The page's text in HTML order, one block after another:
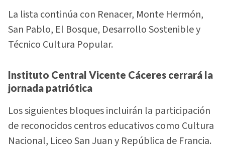
La lista continúa con Renacer, Monte Hermón,
San Pablo, El Bosque, Desarrollo Sostenible y
Técnico Cultura Popular.
Instituto Central Vicente Cáceres cerrará la
jornada patriótica
Los siguientes bloques incluirán la participación
de reconocidos centros educativos como Cultura
Nacional, Liceo San Juan y República de Francia.